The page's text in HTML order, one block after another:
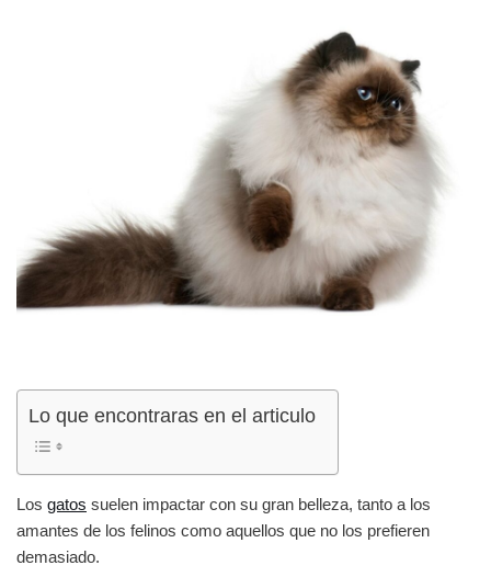
Lo que encontraras en el articulo
Los gatos suelen impactar con su gran belleza, tanto a los
amantes de los felinos como aquellos que no los prefieren
demasiado.